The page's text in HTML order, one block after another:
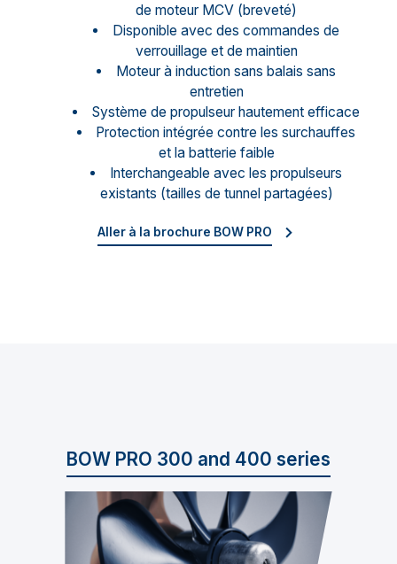
de moteur MCV (breveté)
Disponible avec des commandes de
verrouillage et de maintien
Moteur à induction sans balais sans
entretien
Système de propulseur hautement efficace
Protection intégrée contre les surchauffes
et la batterie faible
Interchangeable avec les propulseurs
existants (tailles de tunnel partagées)
Aller à la brochure BOW PRO
BOW PRO 300 and 400 series